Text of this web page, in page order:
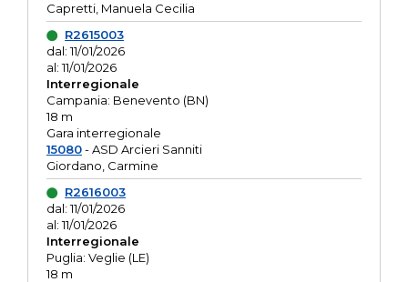
Capretti, Manuela Cecilia
R2615003
dal: 11/01/2026
al: 11/01/2026
Interregionale
Campania: Benevento (BN)
18 m
Gara interregionale
15080- ASD Arcieri Sanniti
Giordano, Carmine
R2616003
dal: 11/01/2026
al: 11/01/2026
Interregionale
Puglia: Veglie (LE)
18 m